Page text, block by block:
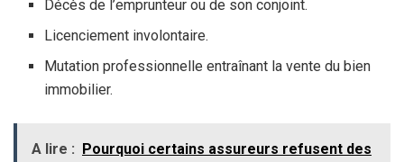
Décès de l’emprunteur ou de son conjoint.
Licenciement involontaire.
Mutation professionnelle entraînant la vente du bien
immobilier.
A lire : Pourquoi certains assureurs refusent des